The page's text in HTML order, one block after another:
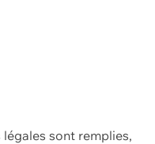
sont remplies,